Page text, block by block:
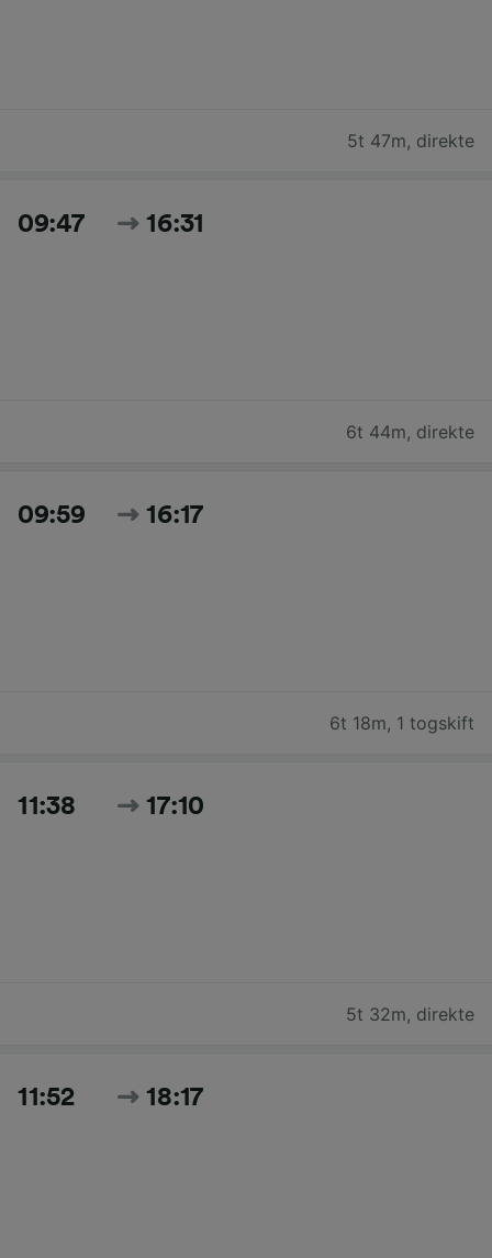
5t 47m, direkte
09:47 16:31
6t 44m, direkte
09:59 16:17
6t 18m, 1 togskift
11:38 17:10
5t 32m, direkte
11:52 18:17